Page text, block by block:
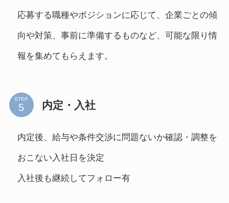
応募する職種やポジションに応じて、企業ごとの傾
向や対策、事前に準備するものなど、可能な限り情
報を集めてもらえます。
STEP 内定・入社
内定後、給与や条件交渉に問題ないか確認・調整を
おこない入社日を決定
入社後も継続してフォロー有